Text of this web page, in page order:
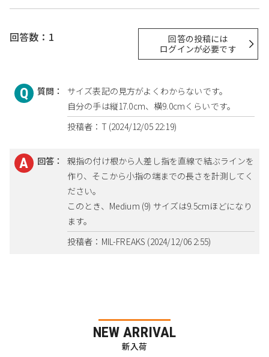
回答数：1
回答の投稿には
ログインが必要です
質問：
サイズ表記の見方がよくわからないです。
自分の手は縦17.0cm、横9.0cmくらいです。
投稿者：T (2024/12/05 22:19)
回答：
親指の付け根から人差し指を直線で結ぶラインを
作り、そこから小指の端までの長さを計測してく
ださい。
このとき、Medium (9) サイズは9.5cmほどになり
ます。
投稿者：MIL-FREAKS (2024/12/06 2:55)
NEW ARRIVAL
新入荷